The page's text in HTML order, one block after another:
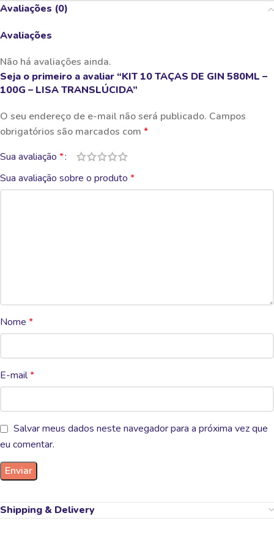
Avaliações (0)
Avaliações
Não há avaliações ainda.
Seja o primeiro a avaliar “KIT 10 TAÇAS DE GIN 580ML –
100G – LISA TRANSLÚCIDA”
O seu endereço de e-mail não será publicado. Campos
obrigatórios são marcados com *
Sua avaliação *
Sua avaliação sobre o produto *
Nome *
E-mail*
Salvar meus dados neste navegador para a próxima vez que
eu comentar.
Shipping & Delivery